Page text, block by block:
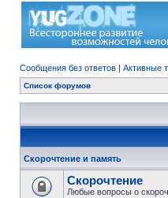
Сообщения без ответов | Активные
Список форумов
Скорочтение и память
Скорочтение
Любые вопросы о